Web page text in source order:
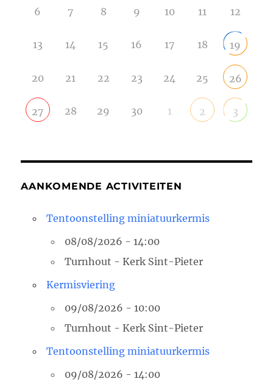
6 7 8 9 10 11 12
13 14 15 16 17 18 19
20 21 22 23 24 25 26
27 28 29 30 1 2 3
AANKOMENDE ACTIVITEITEN
Tentoonstelling miniatuurkermis
08/08/2026 - 14:00
Turnhout - Kerk Sint-Pieter
Kermisviering
09/08/2026 - 10:00
Turnhout - Kerk Sint-Pieter
Tentoonstelling miniatuurkermis
09/08/2026 - 14:00